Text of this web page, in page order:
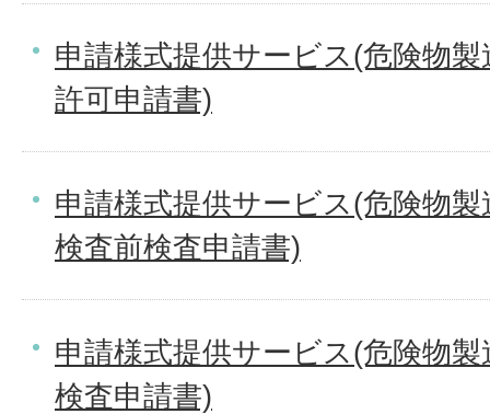
申請様式提供サービス(危険物
許可申請書)
申請様式提供サービス(危険物
検査前検査申請書)
申請様式提供サービス(危険物
検査申請書)